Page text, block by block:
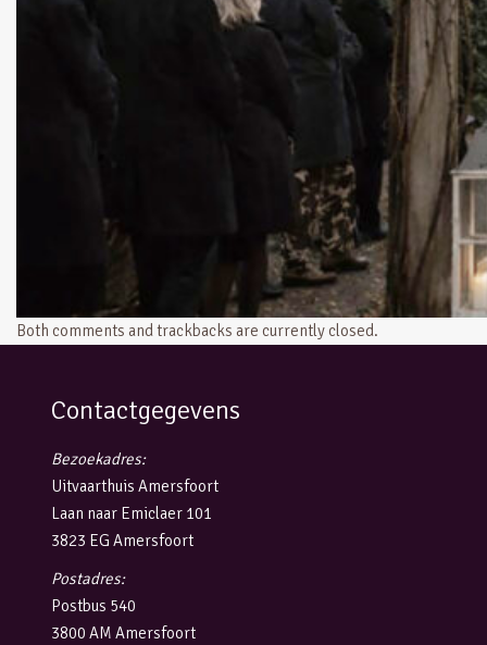
Both comments and trackbacks are currently closed.
Contactgegevens
Bezoekadres:
Uitvaarthuis Amersfoort
Laan naar Emiclaer 101
3823 EG Amersfoort
Postadres:
Postbus 540
3800 AM Amersfoort